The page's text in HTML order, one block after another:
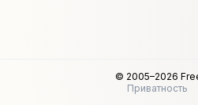
© 2005–2026
Приватность